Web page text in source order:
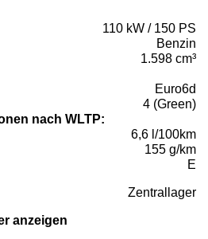
110 kW / 150 PS
Benzin
1.598 cm³
Euro6d
4 (Green)
nach WLTP:
6,6 l/100km
155 g/km
E
Zentrallager
anzeigen